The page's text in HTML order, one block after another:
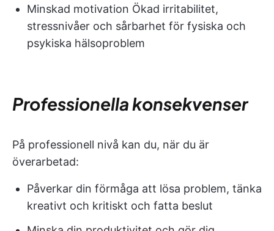
Minskad motivation Ökad irritabilitet,
stressnivåer och sårbarhet för fysiska och
psykiska hälsoproblem
Professionella konsekvenser
På professionell nivå kan du, när du är
överarbetad:
Påverkar din förmåga att lösa problem, tänka
kreativt och kritiskt och fatta beslut